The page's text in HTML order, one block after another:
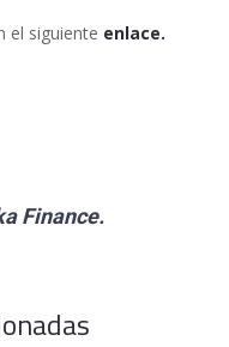
el siguiente enlace.
Finance.